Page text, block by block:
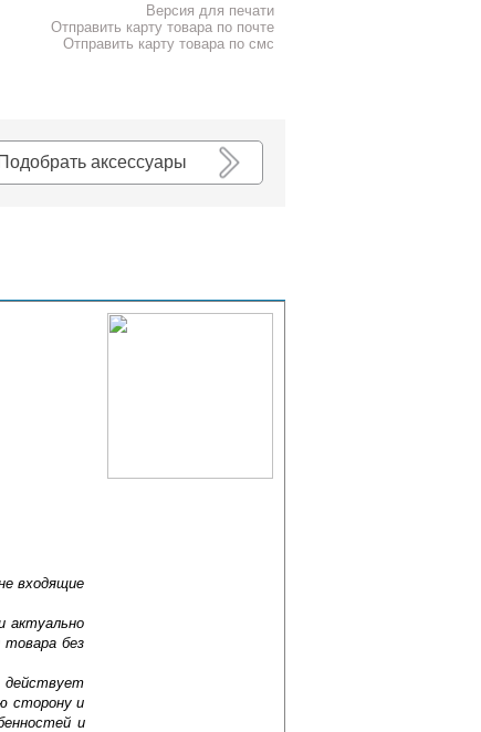
Версия для печати
Отправить карту товара по почте
Отправить карту товара по смс
Подобрать аксессуары
входящие
актуально
без
действует
сторону и
и